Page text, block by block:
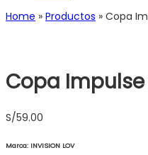
Home » Productos » Copa
Copa
S/59.00
Marca: INVISION LOV